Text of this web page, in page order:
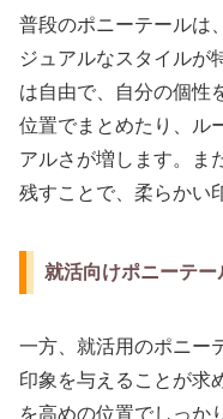
普段のポニーテールは
ジュアルなスタイルが
は自由で、自分の個性
位置でまとめたり、ル
アルさが増します。ま
残すことで、柔らかい
就活向けポニーテー
一方、就活用のポニー
印象を与えることが求
を高めの位置でしっか